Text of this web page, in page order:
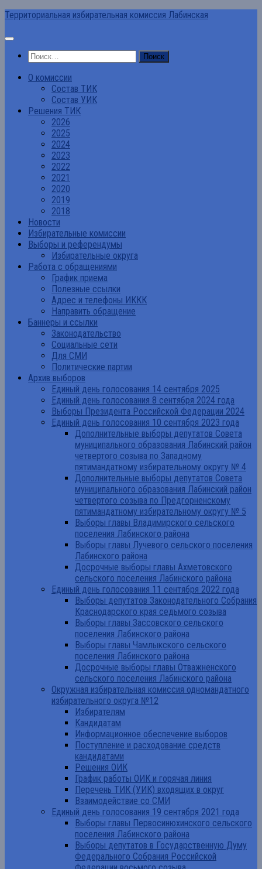
Перейти
содержимому
Территориальная избирательная комиссия Лабинская
Найти:
О комиссии
Состав ТИК
Состав УИК
Решения ТИК
2026
2025
2024
2023
2022
2021
2020
2019
2018
Новости
Избирательные комиссии
Выборы и референдумы
Избирательные округа
Работа с обращениями
График приема
Полезные ссылки
Адрес и телефоны ИККК
Направить обращение
Баннеры и ссылки
Законодательство
Социальные сети
Для СМИ
Политические партии
Архив выборов
Единый день голосования 14 сентября 2025
Единый день голосования 8 сентября 2024 года
Выборы Президента Российской Федерации 2024
Единый день голосования 10 сентября 2023 года
Дополнительные выборы депутатов Совета
муниципального образования Лабинский район
четвертого созыва по Западному
пятимандатному избирательному округу № 4
Дополнительные выборы депутатов Совета
муниципального образования Лабинский район
четвертого созыва по Предгорненскому
пятимандатному избирательному округу № 5
Выборы главы Владимирского сельского
поселения Лабинского района
Выборы главы Лучевого сельского поселения
Лабинского района
Досрочные выборы главы Ахметовского
сельского поселения Лабинского района
Единый день голосования 11 сентября 2022 года
Выборы депутатов Законодательного Собрания
Краснодарского края седьмого созыва
Выборы главы Зассовского сельского
поселения Лабинского района
Выборы главы Чамлыкского сельского
поселения Лабинского района
Досрочные выборы главы Отважненского
сельского поселения Лабинского района
Окружная избирательная комиссия одномандатного
избирательного округа №12
Избирателям
Кандидатам
Информационное обеспечение выборов
Поступление и расходование средств
кандидатами
Решения ОИК
График работы ОИК и горячая линия
Перечень ТИК (УИК) входящих в округ
Взаимодействие со СМИ
Единый день голосования 19 сентября 2021 года
Выборы главы Первосинюхинского сельского
поселения Лабинского района
Выборы депутатов в Государственную Думу
Федерального Собрания Российской